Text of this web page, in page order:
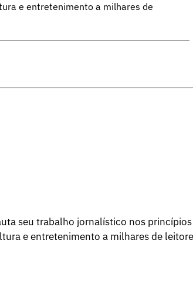
e entretenimento a milhares de
seu trabalho jornalístico nos princípios
e entretenimento a milhares de